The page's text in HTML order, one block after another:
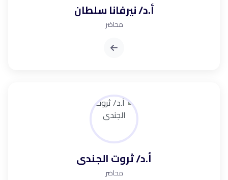
أ.د/ نيرفانا سلطان
محاضر
أ.د/ ثروت الجندى
محاضر